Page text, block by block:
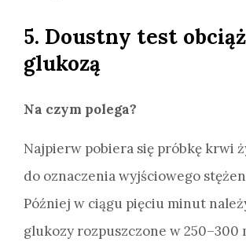
5. Doustny test
glukozą
Na czym polega?
Najpierw pobiera się próbkę krwi
do oznaczenia wyjściowego
Później w ciągu pięciu minut
glukozy rozpuszczone w 250–300